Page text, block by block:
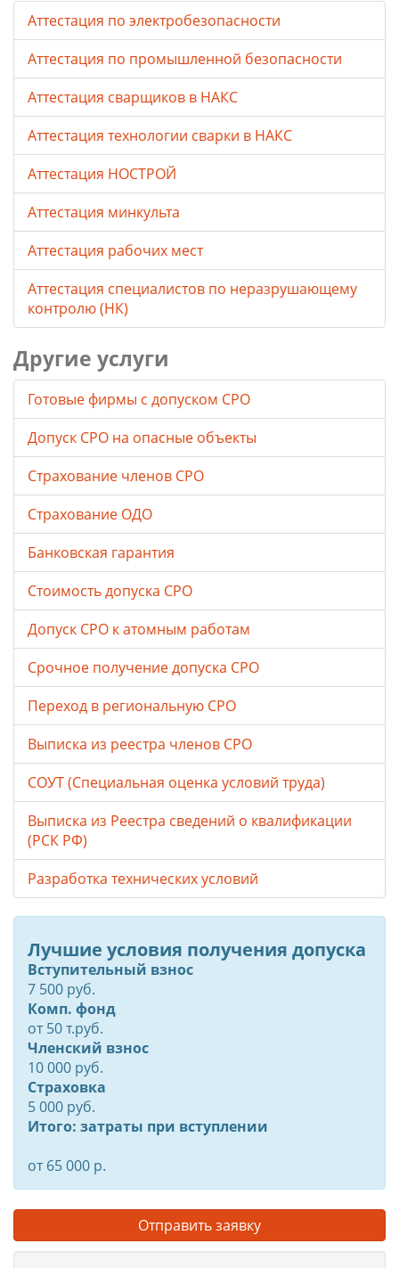
Аттестация по электробезопасности
Аттестация по промышленной безопасности
Аттестация сварщиков в НАКС
Аттестация технологии сварки в НАКС
Аттестация НОСТРОЙ
Аттестация минкульта
Аттестация рабочих мест
Аттестация специалистов по неразрушающему
контролю (НК)
Другие услуги
Готовые фирмы с допуском СРО
Допуск СРО на опасные объекты
Страхование членов СРО
Страхование ОДО
Банковская гарантия
Стоимость допуска СРО
Допуск СРО к атомным работам
Срочное получение допуска СРО
Переход в региональную СРО
Выписка из реестра членов СРО
СОУТ (Специальная оценка условий труда)
Выписка из Реестра сведений о квалификации
(РСК РФ)
Разработка технических условий
Лучшие условия получения допуска
Вступительный взнос
7 500 руб.
Комп. фонд
от50т.руб.
Членский взнос
10 000 руб.
Страховка
5 000 руб.
Итого: затраты при вступлении
от 65 000 р.
Отправить заявку